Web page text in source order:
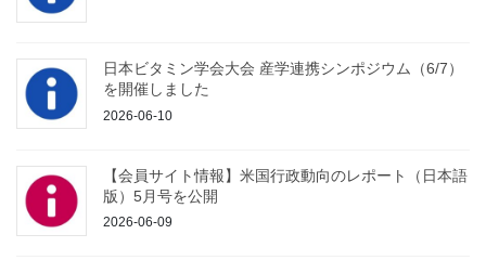
日本ビタミン学会大会 産学連携シンポジウム（6/7）
を開催しました
2026-06-10
【会員サイト情報】米国行政動向のレポート（日本語
版）5月号を公開
2026-06-09